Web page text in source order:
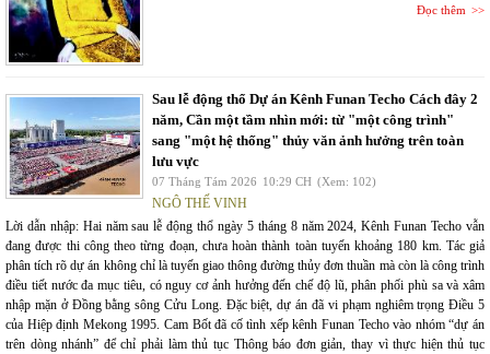
Đọc thêm
Sau lễ động thổ Dự án Kênh Funan Techo Cách đây 2
năm, Cần một tầm nhìn mới: từ "một công trình"
sang "một hệ thống" thủy văn ảnh hưởng trên toàn
lưu vực
07 Tháng Tám 2026 10:29 CH (Xem: 102)
NGÔ THẾ VINH
Lời dẫn nhập: Hai năm sau lễ động thổ ngày 5 tháng 8 năm 2024, Kênh Funan Techo vẫn
đang được thi công theo từng đoạn, chưa hoàn thành toàn tuyến khoảng 180 km. Tác giả
phân tích rõ dự án không chỉ là tuyến giao thông đường thủy đơn thuần mà còn là công trình
điều tiết nước đa mục tiêu, có nguy cơ ảnh hưởng đến chế độ lũ, phân phối phù sa và xâm
nhập mặn ở Đồng bằng sông Cửu Long. Đặc biệt, dự án đã vi phạm nghiêm trọng Điều 5
của Hiệp định Mekong 1995. Cam Bốt đã cố tình xếp kênh Funan Techo vào nhóm “dự án
trên dòng nhánh” để chỉ phải làm thủ tục Thông báo đơn giản, thay vì thực hiện thủ tục